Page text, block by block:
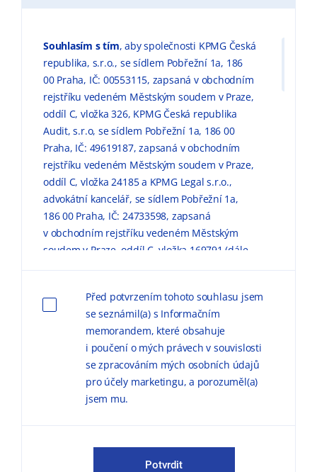
Souhlasím s tím, aby společnosti KPMG Česká
republika, s.r.o., se sídlem Pobřežní 1a, 186
00 Praha, IČ: 00553115, zapsaná v obchodním
rejstříku vedeném Městským soudem v Praze,
oddíl C, vložka 326, KPMG Česká republika
Audit, s.r.o, se sídlem Pobřežní 1a, 186 00
Praha, IČ: 49619187, zapsaná v obchodním
rejstříku vedeném Městským soudem v Praze,
oddíl C, vložka 24185 a KPMG Legal s.r.o.,
advokátní kancelář, se sídlem Pobřežní 1a,
186 00 Praha, IČ: 24733598, zapsaná
v obchodním rejstříku vedeném Městským
soudem v Praze, oddíl C, vložka 169791 (dále
způsobem, v rozsahu a za podmínek
uvedených níže a vInformačním memorandu
o zpracování osobních údajů (dále jen
Informační memorandum“).
Důvodem zpracováníosobních údajů pro
marketingové účely je možnost zasílat
Před potvrzením tohoto souhlasu jsem
se seznámil(a) s Informačním
memorandem, které obsahuje
i poučení o mých právech v souvislosti
se zpracováním mých osobních údajů
pro účely marketingu, a porozuměl(a)
jsem mu.
Potvrdit